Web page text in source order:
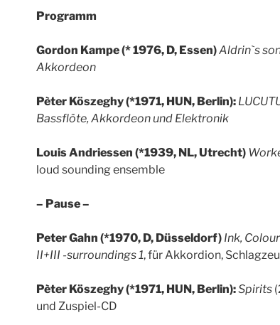
Programm
Gordon Kampe (* 1976, D, Essen)Aldrin`s
Akkordeon
Pèter Köszeghy (*1971, HUN, Berlin):
Bassflöte, Akkordeon und Elektronik
Louis Andriessen (*1939, NL, Utrecht)
loud sounding ensemble
– Pause –
Peter Gahn (*1970, D, Düsseldorf) Ink,
II+III -surroundings 1, für Akkordion,
Pèter Köszeghy (*1971, HUN, Berlin):Spirits
und Zuspiel-CD